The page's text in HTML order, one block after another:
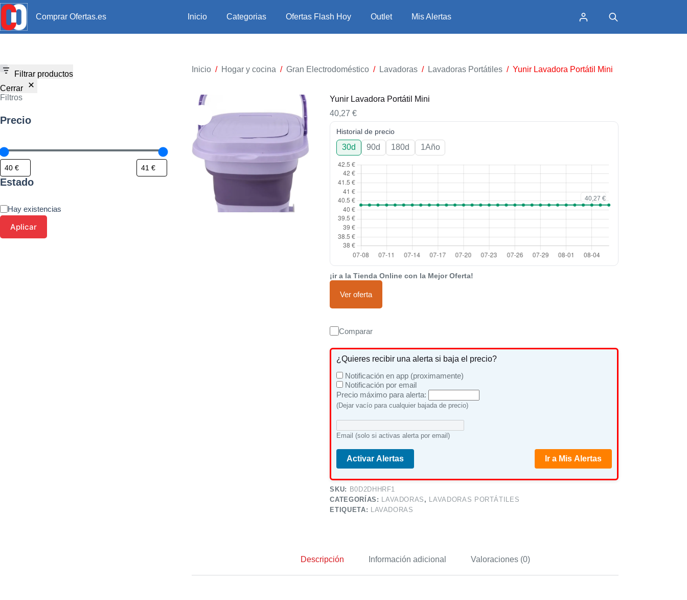
Comprar Ofertas.es Inicio Categorias Ofertas Flash Hoy Outlet Mis Alertas
Inicio / Hogar y cocina / Gran Electrodoméstico / Lavadoras / Lavadoras Portátiles / Yunir Lavadora Portátil Mini
Yunir Lavadora Portátil Mini
40,27€
Historial de precio
30d 90d 180d 1Año
¡ir a la Tienda Online con la Mejor Oferta!
Ver oferta
Comparar
¿Quieres recibir una alerta si baja el precio?
Notificación en app (proximamente)
Notificación por email
Precio máximo para alerta:
(Dejar vacío para cualquier bajada de precio)
Email (solo si activas alerta por email)
Activar Alertas Ir a Mis Alertas
SKU: B0D2DHHRF1
CATEGORÍAS: LAVADORAS , LAVADORAS PORTÁTILES
ETIQUETA: LAVADORAS
Descripción Información adicional Valoraciones (0)
Filtrar productos
Cerrar
Filtros
Precio
Estado
Hay existencias
Aplicar